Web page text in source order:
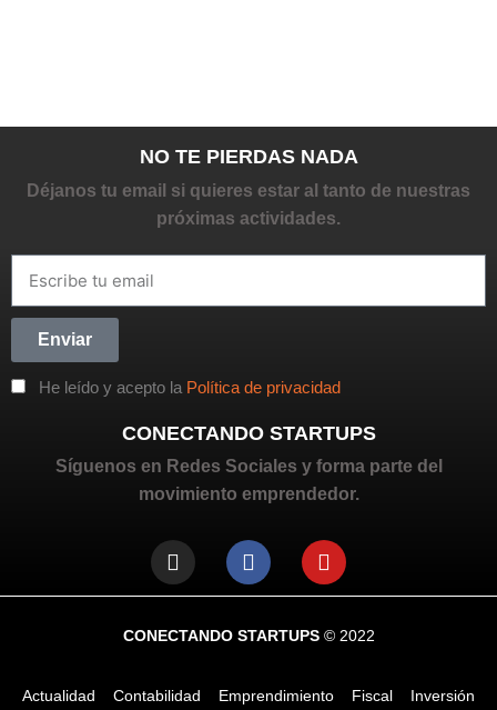
NO TE PIERDAS NADA
Déjanos tu email si quieres estar al tanto de nuestras
próximas actividades.
He leído y acepto la Política de privacidad
Enviar
CONECTANDO STARTUPS
Síguenos en Redes Sociales y forma parte del
movimiento emprendedor.
CONECTANDO STARTUPS© 2022
Actualidad Contabilidad Emprendimiento Fiscal Inversión